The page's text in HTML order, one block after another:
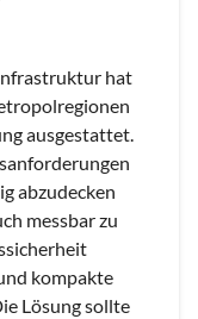
hat
ausgestattet.
abzudecken
messbar zu
kompakte
Lösung sollte